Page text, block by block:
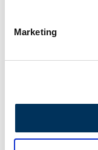
bestimmten
Erfahren Sie mehr
analysieren.
Marketing